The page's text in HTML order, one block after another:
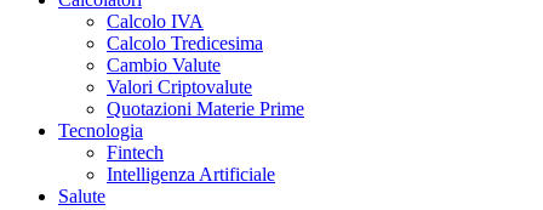
Calcolo IVA
Calcolo Tredicesima
Cambio Valute
Valori Criptovalute
Quotazioni Materie Prime
Tecnologia
Fintech
Intelligenza Artificiale
Salute